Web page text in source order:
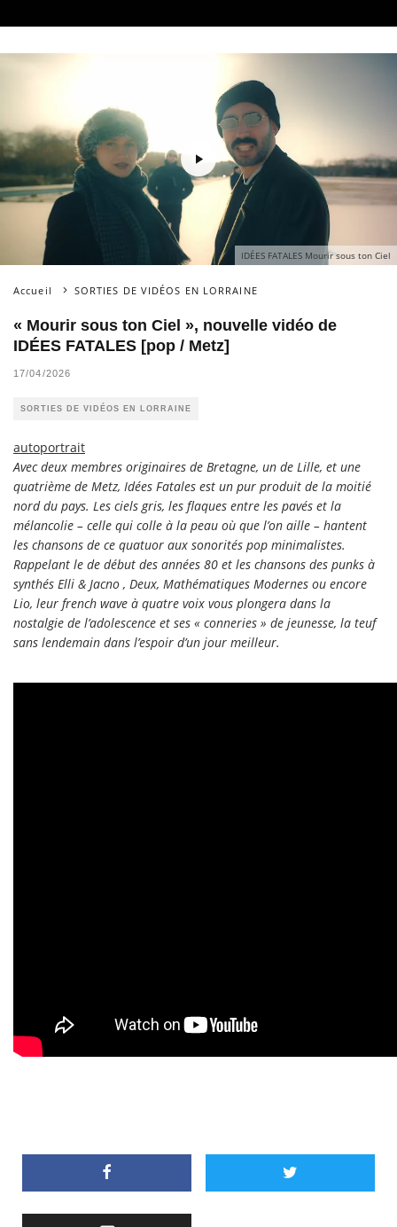
IDÉES FATALES Mourir sous ton Ciel
Accueil SORTIES DE VIDÉOS EN LORRAINE
« Mourir sous ton Ciel », nouvelle vidéo de
IDÉES FATALES [pop / Metz]
17/04/2026
SORTIES DE VIDÉOS EN LORRAINE
autoportrait
Avec deux membres originaires de Bretagne, un de Lille, et une
quatrième de Metz, Idées Fatales est un pur produit de la moitié
nord du pays. Les ciels gris, les flaques entre les pavés et la
mélancolie – celle qui colle à la peau où que l’on aille – hantent
les chansons de ce quatuor aux sonorités pop minimalistes.
Rappelant le de début des années 80 et les chansons des punks à
synthés Elli & Jacno , Deux, Mathématiques Modernes ou encore
Lio, leur french wave à quatre voix vous plongera dans la
nostalgie de l’adolescence et ses « conneries » de jeunesse, la teuf
sans lendemain dans l’espoir d’un jour meilleur.